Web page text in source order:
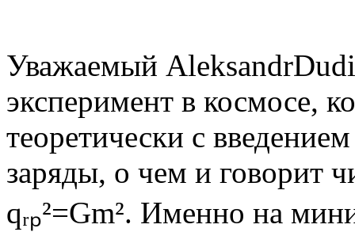
Уважаемый
эксперимент в космосе,
теоретически с
заряды, о чем и говорит
qᵣₚ²=Gm². Именно на